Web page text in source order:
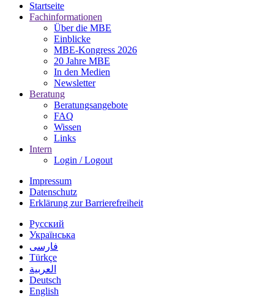
Startseite
Fachinformationen
Über die MBE
Einblicke
MBE-Kongress 2026
20 Jahre MBE
In den Medien
Newsletter
Beratung
Beratungsangebote
FAQ
Wissen
Links
Intern
Login / Logout
Impressum
Datenschutz
Erklärung zur Barrierefreiheit
Русский
Українська
فارسی
Türkçe
العربية
Deutsch
English